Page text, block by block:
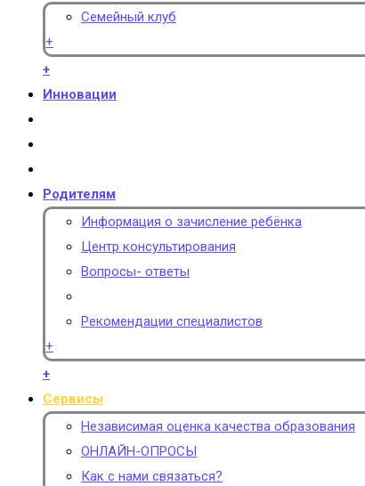
Семейный клуб
+
+
Инновации
Родителям
Информация о зачисление ребёнка
Центр консультирования
Вопросы- ответы
Рекомендации специалистов
+
+
Сервисы
Независимая оценка качества образования
ОНЛАЙН-ОПРОСЫ
Как с нами связаться?